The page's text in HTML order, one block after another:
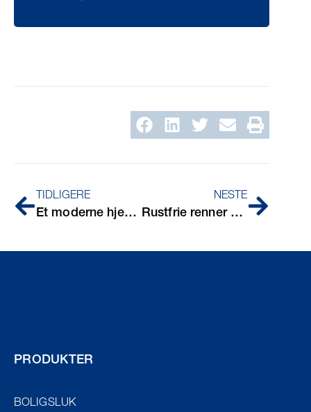
TIDLIGERE
Et moderne hjem ved havet med kjøkken i rustfritt stål som midtpunkt
NESTE
Rustfrie renner til Bildeves bilverksted og vaskehall
PRODUKTER
BOLIGSLUK